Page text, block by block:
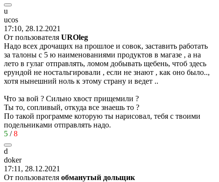
u
ucos
17:10, 28.12.2021
От пользователя UROleg
Надо всех дрочащих на прошлое и совок, заставить работать
за талоны с 5 ю наименованиями продуктов в магазе , а на
лето в гулаг отправлять, ломом добывать щебень, чтоб здесь
ерундой не ностальгировали , если не знают , как оно было..,
хотя нынешний ноль к этому страну и ведет ..
Что за вой ? Сильно хвост прищемили ?
Ты то, сопливый, откуда все знаешь то ?
По такой программе которую ты нарисовал, тебя с твоими
подельниками отправлять надо.
5 /8
d
doker
17:11, 28.12.2021
От пользователя обманутый дольщик